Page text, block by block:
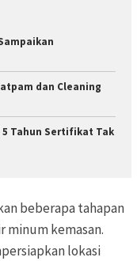
dan Cleaning
5 Tahun Sertifikat Tak
beberapa tahapan
minum kemasan.
lokasi